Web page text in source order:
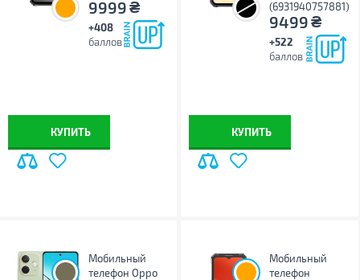
9999₴
+408
баллов
КУПИТЬ
(6931940757881)
9499₴
+522
баллов
КУПИТЬ
Мобильный
телефон Oppo
Мобильный
телефон